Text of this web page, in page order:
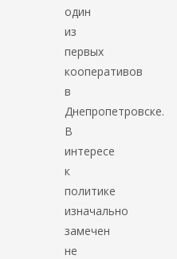
один
из
первых
кооперативов
в
Днепропетровске.
В
интересе
к
политике
изначально
замечен
не